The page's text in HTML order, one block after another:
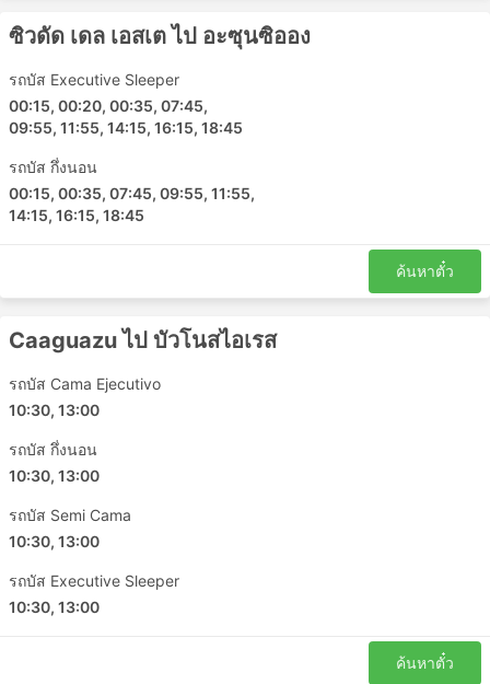
สามารถไปที่สถานีแล้วซื้อตั๋วรถเลย ตั๋วอาจขายหมดไป
แล้ว ดังนั้นควรจัดการเดินทางของคุณให้เหมาะสม
ซิวดัด เดล เอสเต ไป อะซุนซิออง
รถบัส Executive Sleeper
00:15, 00:20, 00:35, 07:45,
09:55, 11:55, 14:15, 16:15, 18:45
รถบัส กึ่งนอน
00:15, 00:35, 07:45, 09:55, 11:55,
14:15, 16:15, 18:45
ค้นหาตั๋ว
Caaguazu ไป บัวโนสไอเรส
รถบัส Cama Ejecutivo
10:30, 13:00
รถบัส กึ่งนอน
10:30, 13:00
รถบัส Semi Cama
10:30, 13:00
รถบัส Executive Sleeper
10:30, 13:00
ค้นหาตั๋ว